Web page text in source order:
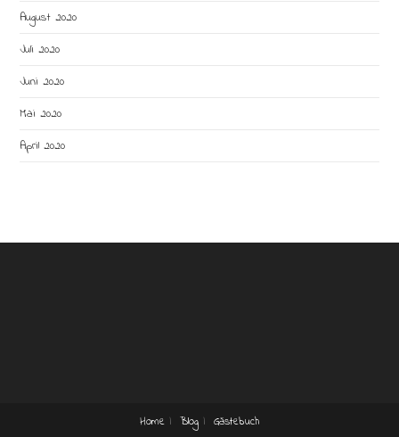
August 2020
Juli 2020
Juni 2020
Mai 2020
April 2020
Home Blog Gästebuch